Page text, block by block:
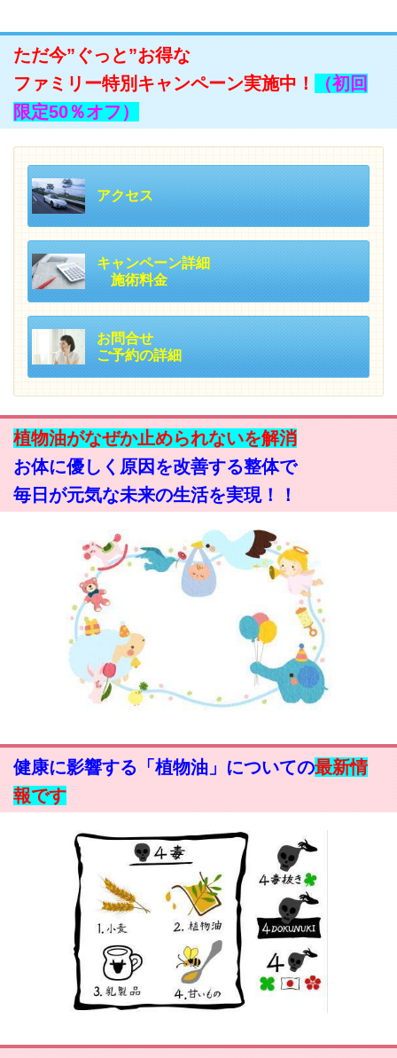
ただ今”ぐっと”お得な
ファミリー特別キャンペーン実施中！
（初回
限定50％オフ）
アクセス
キャンペーン詳細
施術料金
お問合せ
ご予約の詳細
植物油がなぜか止められないを解消
お体に優しく原因を改善する整体で
毎日が元気な未来の生活を実現！！
健康に影響する「植物油」についての最新情
報です